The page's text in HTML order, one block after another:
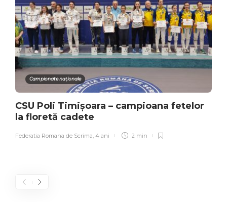
Campionate naționale
CSU Poli Timișoara – campioana fetelor
la floretă cadete
Federatia Romana de Scrima, 4 ani 2 min